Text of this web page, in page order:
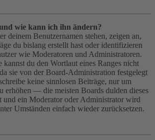
wie kann ich ihn ändern?
deinem Benutzernamen stehen, zeigen an,
du bislang erstellt hast oder identifizieren
wie Moderatoren und Administratoren.
kannst du den Wortlaut eines Ranges nicht
sie von der Board-Administration festgelegt
keine sinnlosen Beiträge, nur um
erhöhen — die meisten Boards dulden dieses
und ein Moderator oder Administrator wird
Umständen einfach wieder zurücksetzen.